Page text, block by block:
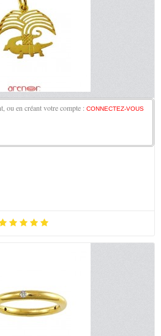
ou en créant votre compte : CONNECTEZ-VOUS